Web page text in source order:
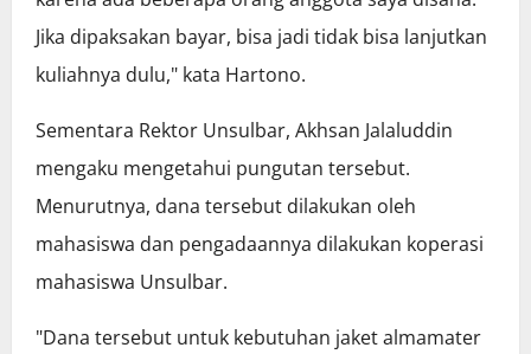
Jika dipaksakan bayar, bisa jadi tidak bisa lanjutkan
kuliahnya dulu," kata Hartono.
Sementara Rektor Unsulbar, Akhsan Jalaluddin
mengaku mengetahui pungutan tersebut.
Menurutnya, dana tersebut dilakukan oleh
mahasiswa dan pengadaannya dilakukan koperasi
mahasiswa Unsulbar.
"Dana tersebut untuk kebutuhan jaket almamater